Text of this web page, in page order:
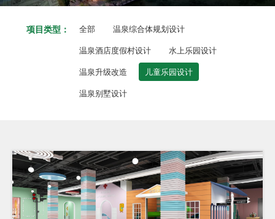
项目类型： 全部
温泉综合体规划设计
温泉酒店度假村设计
水上乐园设计
温泉升级改造
儿童乐园设计
温泉别墅设计